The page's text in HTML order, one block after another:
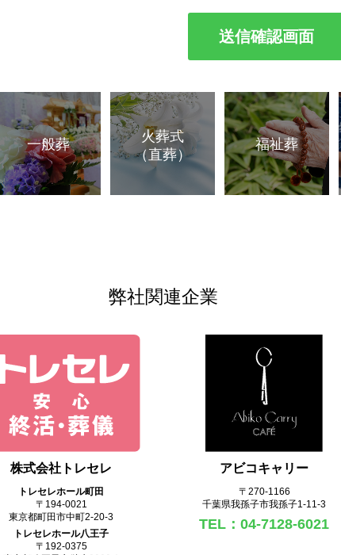
一般葬
火葬式
（直葬）
福祉葬
弊社関連企業
株式会社トレセレ
トレセレホール町田
〒194-0021
東京都町田市中町2-20-3
トレセレホール八王子
〒192-0375
アビコキャリー
〒270‐1166
千葉県我孫子市我孫子1-11-3
TEL：04-7128-6021